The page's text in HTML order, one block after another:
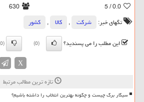
0.0
/ 5
630
تگهای خبر:
شركت , كالا ,
كشور
این مطلب را می پسندید؟
(0)
(0)
X
تازه ترین مطالب مرتبط
سیگار برگ چیست و چگونه بهترین انتخاب را داشته باشیم؟